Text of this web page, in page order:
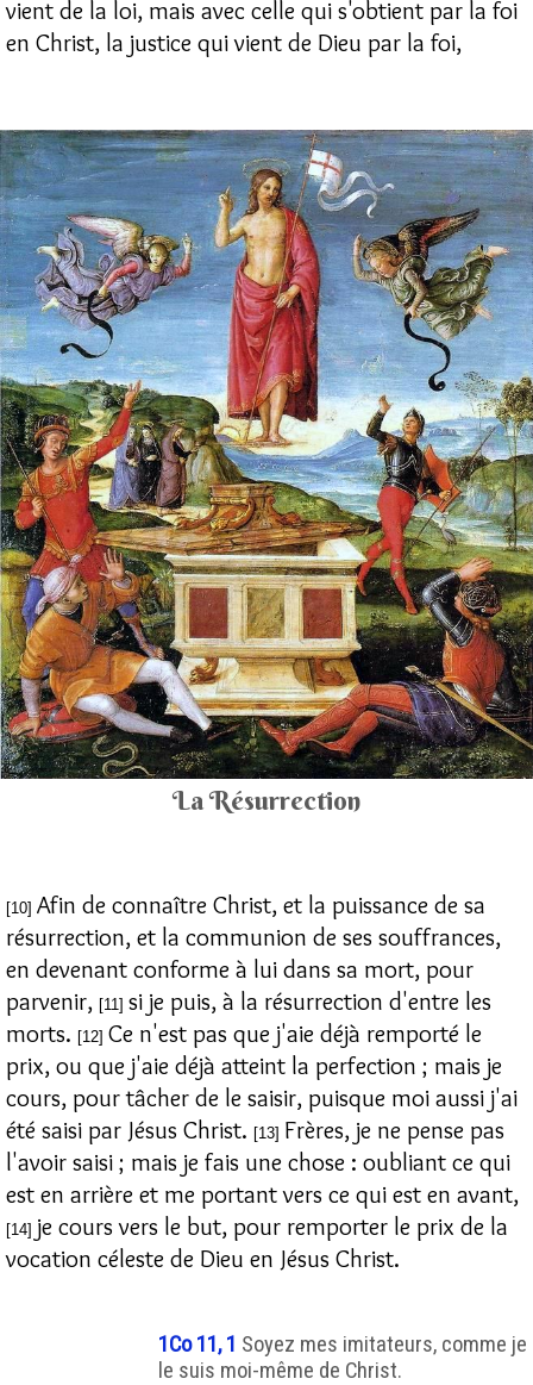
vient de la loi, mais avec celle qui s'obtient par la foi
en Christ, la justice qui vient de Dieu par la foi,
La Résurrection
[10] Afin de connaître Christ, et la puissance de sa
résurrection, et la communion de ses souffrances,
en devenant conforme à lui dans sa mort, pour
parvenir, [11] si je puis, à la résurrection d'entre les
morts. [12] Ce n'est pas que j'aie déjà remporté le
prix, ou que j'aie déjà atteint la perfection ; mais je
cours, pour tâcher de le saisir, puisque moi aussi j'ai
été saisi par Jésus Christ. [13] Frères, je ne pense pas
l'avoir saisi ; mais je fais une chose : oubliant ce qui
est en arrière et me portant vers ce qui est en avant,
[14] je cours vers le but, pour remporter le prix de la
vocation céleste de Dieu en Jésus Christ.
1Co 11, 1 Soyez mes imitateurs, comme je
le suis moi-même de Christ.